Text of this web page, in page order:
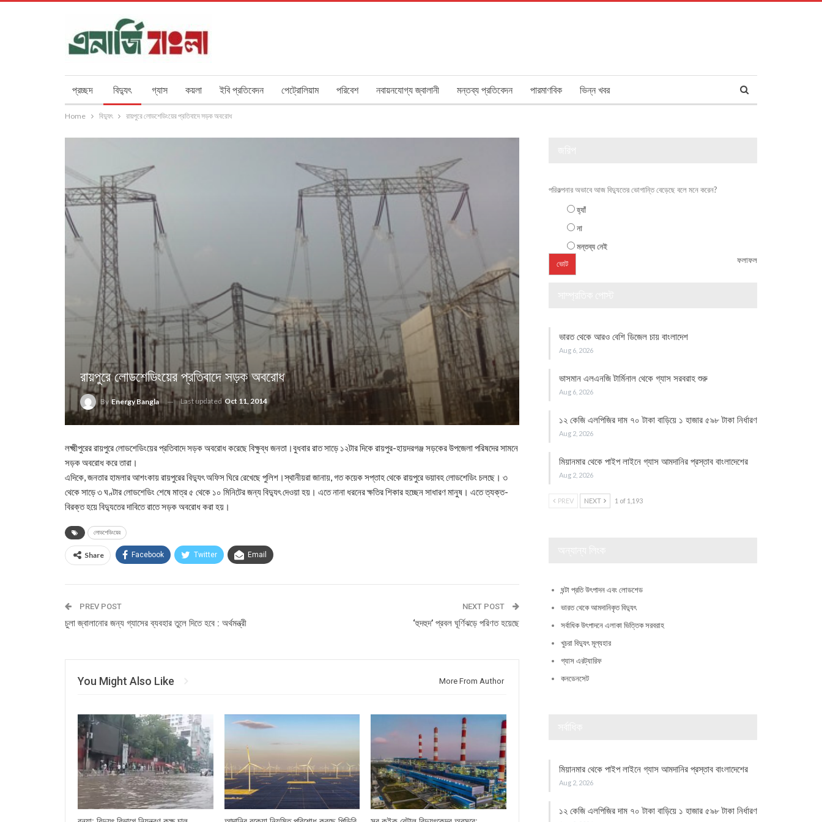
প্রচ্ছদ বিদ্যুৎ গ্যাস কয়লা ইবি প্রতিবেদন পেট্রোলিয়াম পরিবেশ নবায়নযোগ্য জ্বালানী মন্তব্য প্রতিবেদন পারমাণবিক ভিন্ন খবর
Home বিদ্যুৎ রায়পুরে লোডশেডিংয়ের প্রতিবাদে সড়ক অবরোধ
রায়পুরে লোডশেডিংয়ের প্রতিবাদে সড়ক অবরোধ
By Energy Bangla Last updatedOct 11, 2014
লক্ষ্মীপুরের রায়পুরে লোডশেডিংয়ের প্রতিবাদে সড়ক অবরোধ করেছে বিক্ষুব্ধ জনতা।বুধবার রাত সাড়ে ১২টার দিকে রায়পুর-হায়দরগঞ্জ সড়কের উপজেলা পরিষদের সামনে
সড়ক অবরোধ করে তারা।
এদিকে, জনতার হামলার আশংকায় রায়পুরের বিদ্যুৎ অফিস ঘিরে রেখেছে পুলিশ।স্থানীয়রা জানায়, গত কয়েক সপ্তাহ থেকে রায়পুরে ভয়াবহ লোডশেডিং চলছে। ৩
থেকে সাড়ে ৩ ঘণ্টার লোডশেডিং শেষে মাত্র ৫ থেকে ১০ মিনিটের জন্য বিদ্যুৎ দেওয়া হয়। এতে নানা ধরনের ক্ষতির শিকার হচ্ছেন সাধারণ মানুষ। এতে ত্যক্ত-
বিরক্ত হয়ে বিদ্যুতের দাবিতে রাতে সড়ক ‍অবরোধ করা হয়।
লোডশেডিংয়ের
Share Facebook Twitter Email
PREV POST
চুলা জ্বালানোর জন্য গ্যাসের ব্যবহার তুলে দিতে হবে : অর্থমন্ত্রী
NEXT POST
‘হুদহুদ’ প্রবল ঘূর্ণিঝড়ে পরিণত হয়েছে
You Might Also Like More From Author
পরিকল্পনার অভাবে আজ বিদ্যুতের ভোগান্তি বেড়েছে বলে মনে করেন?
হ্যাঁ
না
মন্তব্য নেই
ফলাফল
ভারত থেকে আরও বেশি ডিজেল চায় বাংলাদেশ
Aug 6, 2026
ভাসমান এলএনজি টার্মিনাল থেকে গ্যাস সরবরাহ শুরু
Aug 6, 2026
১২ কেজি এলপিজির দাম ৭০ টাকা বাড়িয়ে ১ হাজার ৫৯৮ টাকা নির্ধারণ
Aug 2, 2026
মিয়ানমার থেকে পাইপ লাইনে গ্যাস আমদানির প্রস্তাব বাংলাদেশের
Aug 2, 2026
PREV NEXT 1 of 1,193
ঘন্টা প্রতি উৎপাদন এবং লোডশেড
ভারত থেকে আমদানিকৃত বিদ্যুৎ
সর্বাধিক উৎপাদনে এলাকা ভিত্তিক সরবরাহ
খুচরা বিদ্যুৎ মূল্যহার
গ্যাস এরট্যারিফ
কনডেনসেট
মিয়ানমার থেকে পাইপ লাইনে গ্যাস আমদানির প্রস্তাব বাংলাদেশের
Aug 2, 2026
১২ কেজি এলপিজির দাম ৭০ টাকা বাড়িয়ে ১ হাজার ৫৯৮ টাকা নির্ধারণ